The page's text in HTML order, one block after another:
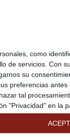
como
de servicios. Con
su
preferencias
tal
"Privacidad" en la